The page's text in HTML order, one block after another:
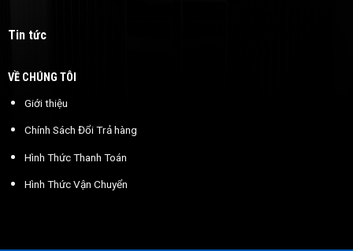
Tin tức
VỀ CHÚNG TÔI
Giới thiệu
Chính Sách Đổi Trả hàng
Hình Thức Thanh Toán
Hình Thức Vận Chuyển